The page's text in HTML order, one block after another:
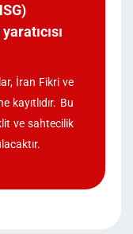
İran Fikri ve
kayıtlıdır. Bu
ve sahtecilik